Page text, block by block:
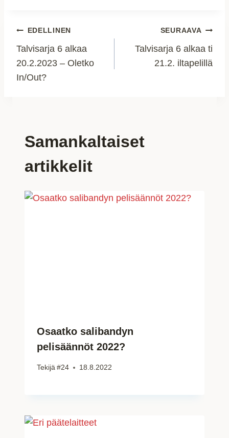
Artikkelien
selaus
EDELLINEN
Talvisarja 6 alkaa
20.2.2023 – Oletko
In/Out?
SEURAAVA
Talvisarja 6 alkaa ti
21.2. iltapelillä
Samankaltaiset
artikkelit
Osaatko salibandyn
pelisäännöt 2022?
Tekijä#24 18.8.2022